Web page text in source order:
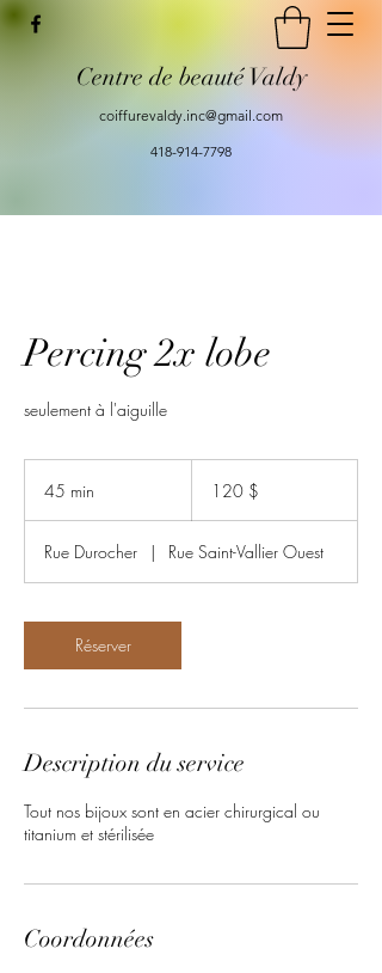
Centre de beauté Valdy
coiffurevaldy.inc@gmail.com
418-914-7798
Percing 2x lobe
seulement à l'aiguille
45 min
i
n
120 $
Rue Durocher | Rue Saint-Vallier Ouest
Réserver
Description du service
Tout nos bijoux sont en acier chirurgical ou
titanium et stérilisée
Coordonnées